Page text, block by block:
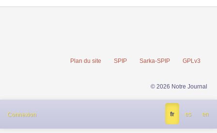
Plan du site SPIP Sarka-SPIP GPLv3
© 2026 Notre Journal
Connexion fr es en